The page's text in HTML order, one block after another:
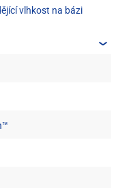
vlhkost na bázi